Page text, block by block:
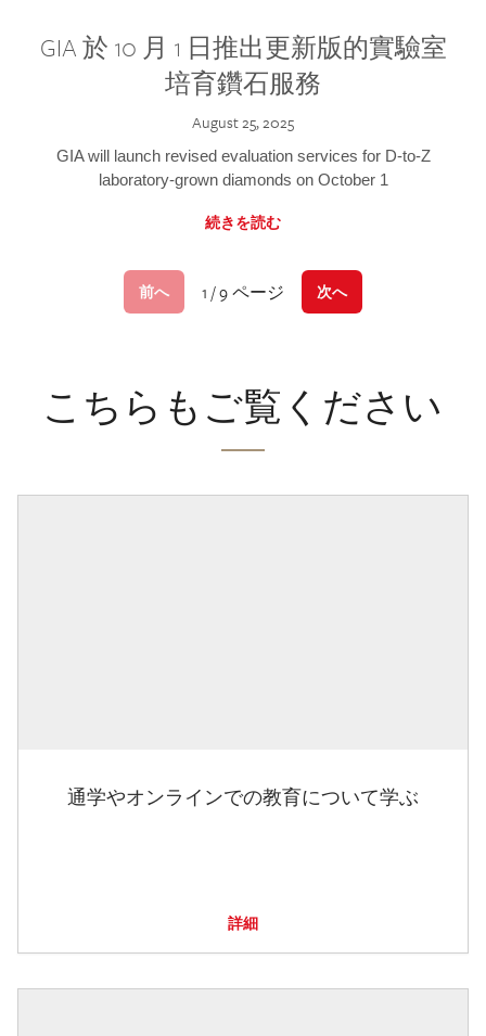
GIA 於 10 月 1 日推出更新版的實驗室
培育鑽石服務
August 25, 2025
GIA will launch revised evaluation services for D-to-Z
laboratory-grown diamonds on October 1
続きを読む
前へ 1 / 9 ページ 次へ
こちらもご覧ください
通学やオンラインでの教育について学ぶ
詳細